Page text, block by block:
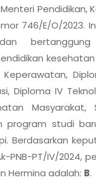
Pendidikan,
746/E/O/2023.
Diploma IV
Masyarakat,
program studi
Berdasarkan
PNB-PT/IV/2024,
Hermina adalah: B.